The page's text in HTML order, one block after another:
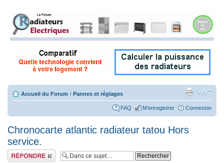
Accueil du Forum ‹ Pannes et réglages
FAQ M’enregistrer Connexion
Chronocarte atlantic radiateur tatou Hors
service.
Répondre